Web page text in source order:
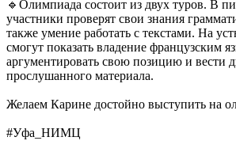
🔹Олимпиада состоит из двух туров. В
участники проверят свои знания
также умение работать с текстами. На
смогут показать владение французским
аргументировать свою позицию и вести
прослушанного материала.
Желаем Карине достойно выступить на
#Уфа_НИМЦ